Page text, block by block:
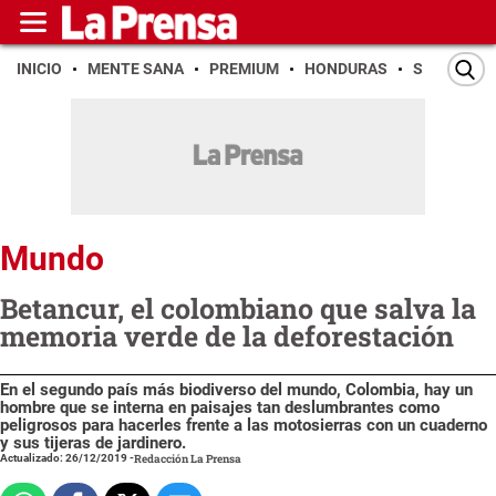
INICIO MENTE SANA PREMIUM HONDURAS SAN PEDRO
Mundo
Betancur, el colombiano que salva la
memoria verde de la deforestación
En el segundo país más biodiverso del mundo, Colombia, hay un
hombre que se interna en paisajes tan deslumbrantes como
peligrosos para hacerles frente a las motosierras con un cuaderno
y sus tijeras de jardinero.
Actualizado: 26/12/2019-Redacción La Prensa